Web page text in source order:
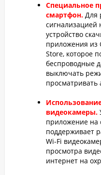
Специальное
смартфон. Для
сигнализацией
устройство
приложения из
Store, которое
беспроводные
выключать
просматривать
видеокамеры.
приложение на
поддерживает
Wi-Fi
просмотра
интернет на